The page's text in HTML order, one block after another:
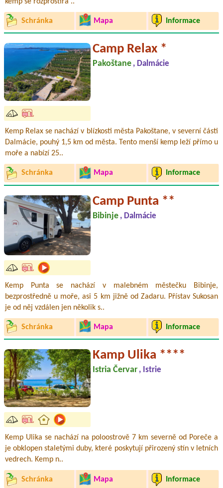
Schránka Mapa Informace
Camp Relax *
Pakoštane , Dalmácie
Kemp Relax se nachází v blízkosti města Pakoštane, v severní části
Dalmácie, pouhý 1,5 km od města. Tento menší kemp leží přímo u
moře a nabízí 25..
Schránka Mapa Informace
Camp Punta **
Bibinje , Dalmácie
Kemp Punta se nachází v malebném městečku Bibinje,
bezprostředně u moře, asi 5 km jižně od Zadaru. Přístav Sukosan
je od něj vzdálen jen několik s..
Schránka Mapa Informace
Kamp Ulika ****
Istria Červar , Istrie
Kemp Ulika se nachází na poloostrově 7 km severně od Poreče a
je obklopen staletými duby, které poskytují přirozený stín v letních
vedrech. Kemp n..
Schránka Mapa Informace